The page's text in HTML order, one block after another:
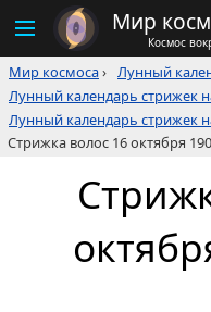
Мир
Космос
Мир космоса› Лунный
Лунный календарь стрижек
Лунный календарь стрижек
Стрижка волос 16 октября